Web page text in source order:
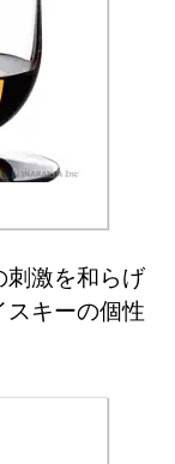
刺激を和らげ
スキーの個性